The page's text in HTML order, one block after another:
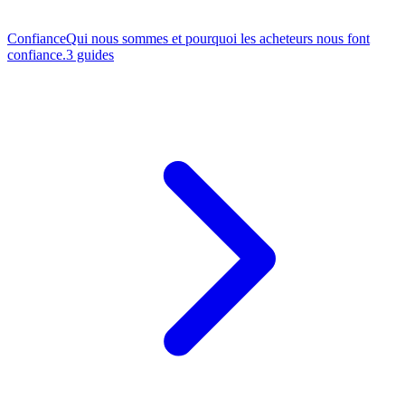
ConfianceQui nous sommes et pourquoi les acheteurs nous font
confiance.3 guides